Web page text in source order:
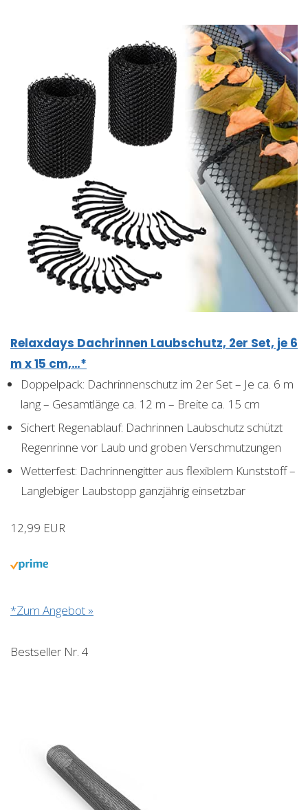
Relaxdays Dachrinnen Laubschutz, 2er Set, je 6
m x 15 cm,…*
Doppelpack: Dachrinnenschutz im 2er Set – Je ca. 6 m
lang – Gesamtlänge ca. 12 m – Breite ca. 15 cm
Sichert Regenablauf: Dachrinnen Laubschutz schützt
Regenrinne vor Laub und groben Verschmutzungen
Wetterfest: Dachrinnengitter aus flexiblem Kunststoff –
Langlebiger Laubstopp ganzjährig einsetzbar
12,99 EUR
*Zum Angebot »
Bestseller Nr. 4